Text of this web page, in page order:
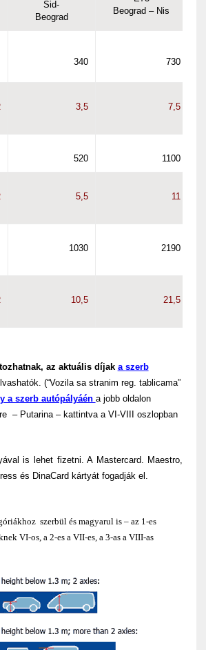
Sid-
Beograd
Beograd – Nis
340 730
3,5 7,5
520 1100
5,5 11
1030 2190
10,5 21,5
az aktuális díjak a szerb
(“Vozila sa stranim reg. tablicama”
a szerb autópályáén a jobb oldalon
– Putarina – kattintva a VI-VIII oszlopban
is lehet fizetni. A Mastercard. Maestro,
és DinaCard kártyát fogadják el.
szerbül és magyarul is – az 1-es
VI-os, a 2-es a VII-es, a 3-as a VIII-as